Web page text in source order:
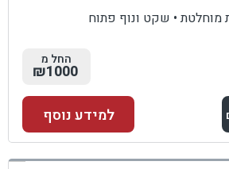
מוחלטת • שקט ונוף פתוח
החל מ
₪1000
למידע נוסף